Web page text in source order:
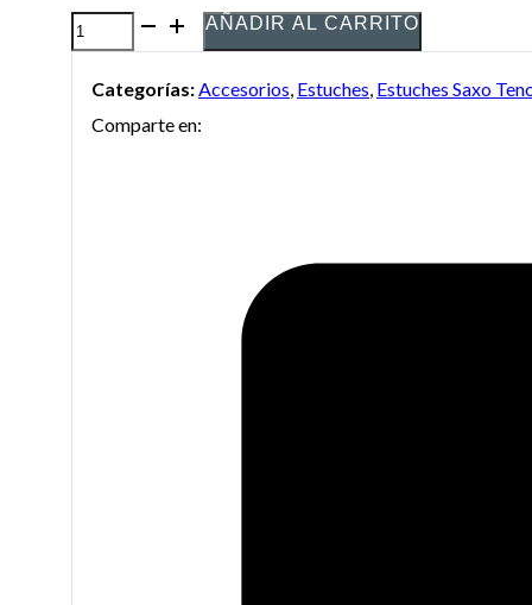
Estuche
Saxo
Tenor
AÑADIR AL CARRITO
Categorías: Accesorios Estuches Estuches Saxo
Comparte en: